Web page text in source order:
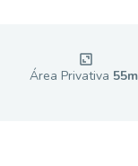
Área Privativa 55